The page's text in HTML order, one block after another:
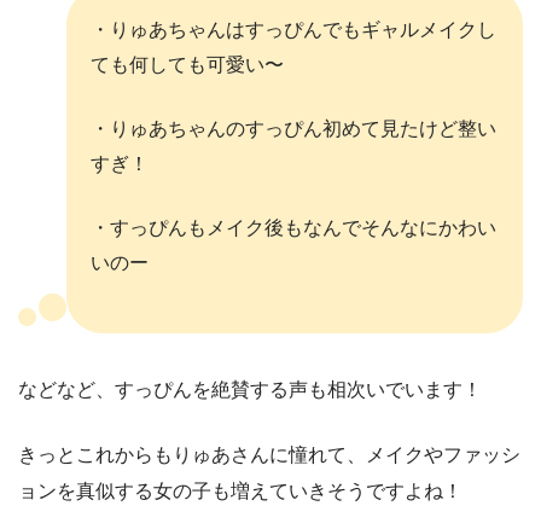
・りゅあちゃんはすっぴんでもギャルメイクし
ても何しても可愛い〜
・りゅあちゃんのすっぴん初めて見たけど整い
すぎ！
・すっぴんもメイク後もなんでそんなにかわい
いのー
などなど、すっぴんを絶賛する声も相次いでいます！
きっとこれからもりゅあさんに憧れて、メイクやファッシ
ョンを真似する女の子も増えていきそうですよね！